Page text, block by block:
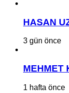
HASAN
3 gün önce
MEHMET
1 hafta önce